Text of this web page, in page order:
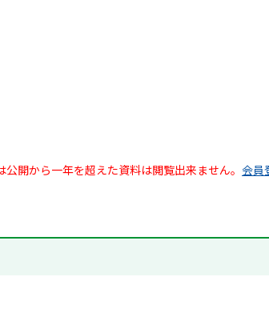
公開から一年を超えた資料は閲覧出来ません。 会員